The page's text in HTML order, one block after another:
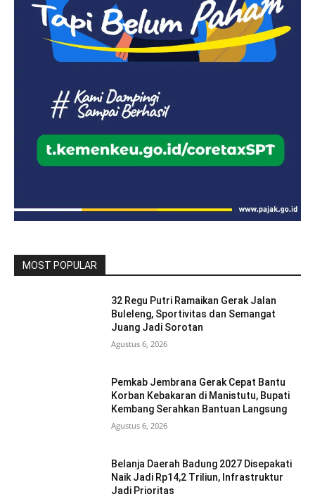
MOST POPULAR
32 Regu Putri Ramaikan Gerak Jalan
Buleleng, Sportivitas dan Semangat
Juang Jadi Sorotan
Agustus 6, 2026
Pemkab Jembrana Gerak Cepat Bantu
Korban Kebakaran di Manistutu, Bupati
Kembang Serahkan Bantuan Langsung
Agustus 6, 2026
Belanja Daerah Badung 2027 Disepakati
Naik Jadi Rp14,2 Triliun, Infrastruktur
Jadi Prioritas